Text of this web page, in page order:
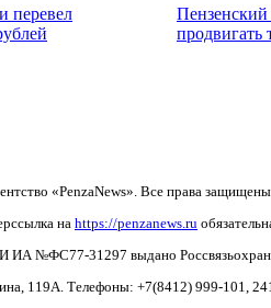
перевел
Пензенский
продвигать
«PenzaNews». Все права
на https://penzanews.ru
ИА №ФС77-31297 выдано
119А. Телефоны: +7(8412) 999-101,